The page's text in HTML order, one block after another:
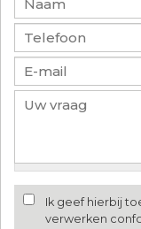
Ik geef hierbij
verwerken